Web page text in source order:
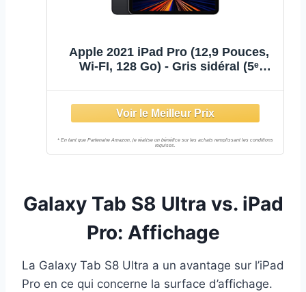
Apple 2021 iPad Pro (12,9 Pouces,
Wi-FI, 128 Go) - Gris sidéral (5ᵉ
Galaxy Tab S8 Ultra vs. iPad
Pro: Affichage
La Galaxy Tab S8 Ultra a un avantage sur l’iPad
Pro en ce qui concerne la surface d’affichage.